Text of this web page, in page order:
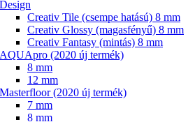
Design
Creativ Tile (csempe hatású) 8 mm
Creativ Glossy (magasfényű) 8 mm
Creativ Fantasy (mintás) 8 mm
AQUApro (2020 új termék)
8 mm
12 mm
Masterfloor (2020 új termék)
7 mm
8 mm